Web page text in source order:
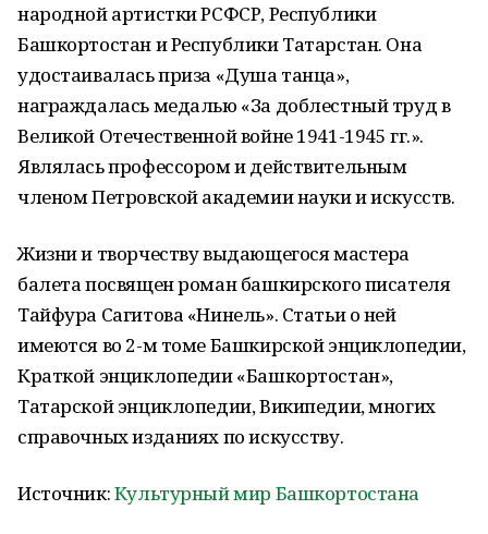
народной артистки РСФСР, Республики
Башкортостан и Республики Татарстан. Она
удостаивалась приза «Душа танца»,
награждалась медалью «За доблестный труд в
Великой Отечественной войне 1941-1945 гг.».
Являлась профессором и действительным
членом Петровской академии науки и искусств.
Жизни и творчеству выдающегося мастера
балета посвящен роман башкирского писателя
Тайфура Сагитова «Нинель». Статьи о ней
имеются во 2-м томе Башкирской энциклопедии,
Краткой энциклопедии «Башкортостан»,
Татарской энциклопедии, Википедии, многих
справочных изданиях по искусству.
Источник:Культурный мир Башкортостана